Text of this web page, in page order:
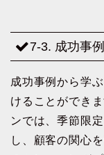
7-3. 成功事
成功事例から学
けることができ
ンでは、季節限
し、顧客の関心